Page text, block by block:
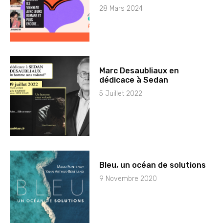
28 Mars 2024
Marc Desaubliaux en
dédicace à Sedan
5 Juillet 2022
Bleu, un océan de solutions
9 Novembre 2020